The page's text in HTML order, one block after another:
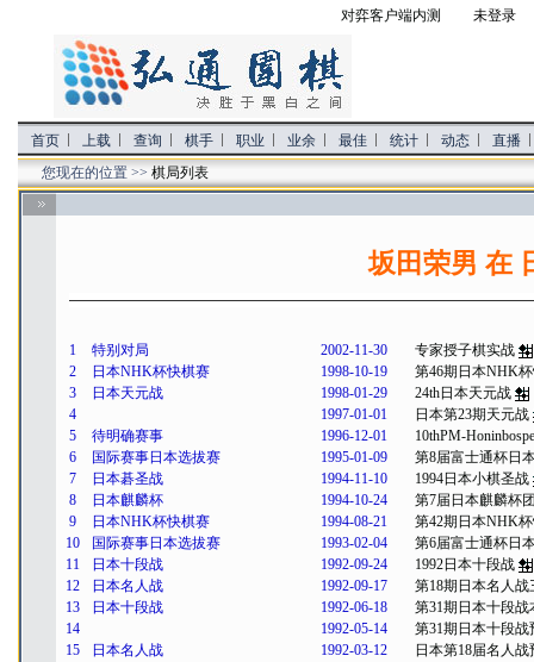
对弈客户端内测 未登录
首页 上载 查询 棋手 职业 业余 最佳 统计 动态
直播
您现在的位置 >> 棋局列表
坂田荣男 在
1 特别对局 2002-11-30
专家授子棋实战
2
日本NHK杯快棋赛 1998-10-19
第46期日本NHK
3
日本天元战 1998-01-29
24th日本天元战
4
1997-01-01
日本第23期天元战
5
待明确赛事 1996-12-01
10thPM-
6
国际赛事日本选拔赛 1995-01-09
第8届富士通杯日
7
日本碁圣战 1994-11-10
1994日本小棋圣战
8
日本麒麟杯 1994-10-24
第7届日本麒麟杯
9
日本NHK杯快棋赛 1994-08-21
第42期日本NHK
10
国际赛事日本选拔赛 1993-02-04
第6届富士通杯日
11
日本十段战 1992-09-24
1992日本十段战
12
日本名人战 1992-09-17
第18期日本名人战
13
日本十段战 1992-06-18
第31期日本十段战
14
1992-05-14
第31期日本十段战
15
日本名人战 1992-03-12
日本第18届名人战